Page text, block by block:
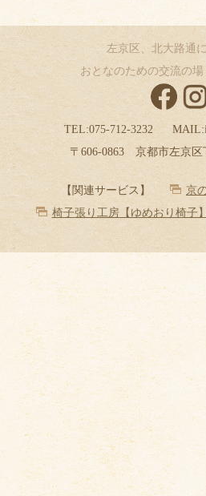
左京区、北大路通
おとなのための交流の
TEL:075-712-3232 MAIL:
〒606-0863 京都市左京区
【関連サービス】
京
椅子張り工房【ゆめおり椅子】